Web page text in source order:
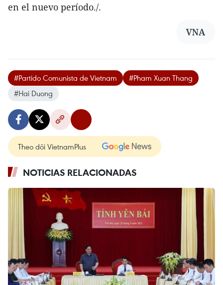
en el nuevo período./.
VNA
#Partido Comunista de Vietnam
#Pham Xuan Thang
#Hai Duong
Theo dõi VietnamPlus
NOTICIAS RELACIONADAS